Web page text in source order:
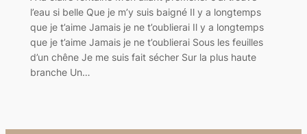
l’eau si belle Que je m’y suis baigné Il y a longtemps
que je t’aime Jamais je ne t’oublierai Il y a longtemps
que je t’aime Jamais je ne t’oublierai Sous les feuilles
d’un chêne Je me suis fait sécher Sur la plus haute
branche Un…